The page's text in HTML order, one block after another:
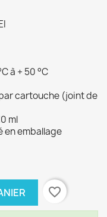
à + 50 °C
cartouche (joint de
ml
en emballage
favorite_border